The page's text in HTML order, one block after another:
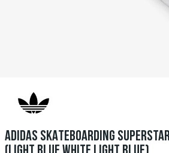
ADIDAS SKATEBOARDING